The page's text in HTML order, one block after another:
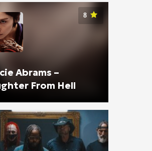
8
Abrams –
From Hell